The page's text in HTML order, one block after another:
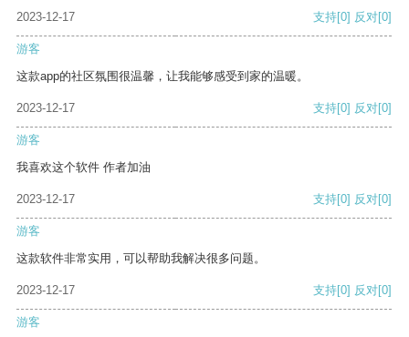
2023-12-17 支持[0] 反对[0]
游客
这款app的社区氛围很温馨，让我能够感受到家的温暖。
2023-12-17 支持[0] 反对[0]
游客
我喜欢这个软件 作者加油
2023-12-17 支持[0] 反对[0]
游客
这款软件非常实用，可以帮助我解决很多问题。
2023-12-17 支持[0] 反对[0]
游客